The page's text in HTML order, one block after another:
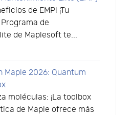
de EMP! ¡Tu
de
de Maplesoft te...
Maple 2026: Quantum
moléculas: ¡La toolbox
de Maple ofrece más